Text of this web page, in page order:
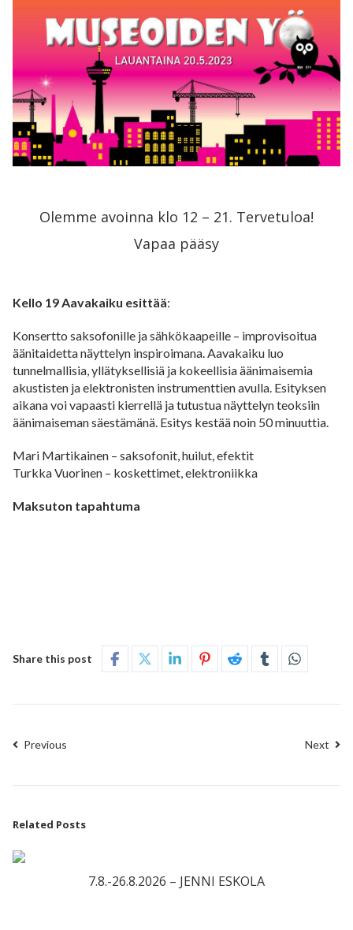
Olemme avoinna klo 12 – 21. Tervetuloa!
Vapaa pääsy
Kello 19 Aavakaiku esittää:
Konsertto saksofonille ja sähkökaapeille – improvisoitua
äänitaidetta näyttelyn inspiroimana. Aavakaiku luo
tunnelmallisia, yllätyksellisiä ja kokeellisia äänimaisemia
akustisten ja elektronisten instrumenttien avulla. Esityksen
aikana voi vapaasti kierrellä ja tutustua näyttelyn teoksiin
äänimaiseman säestämänä. Esitys kestää noin 50 minuuttia.
Mari Martikainen – saksofonit, huilut, efektit
Turkka Vuorinen – koskettimet, elektroniikka
Maksuton tapahtuma
Share this post
Previous Next
Related Posts
7.8.-26.8.2026 – JENNI ESKOLA